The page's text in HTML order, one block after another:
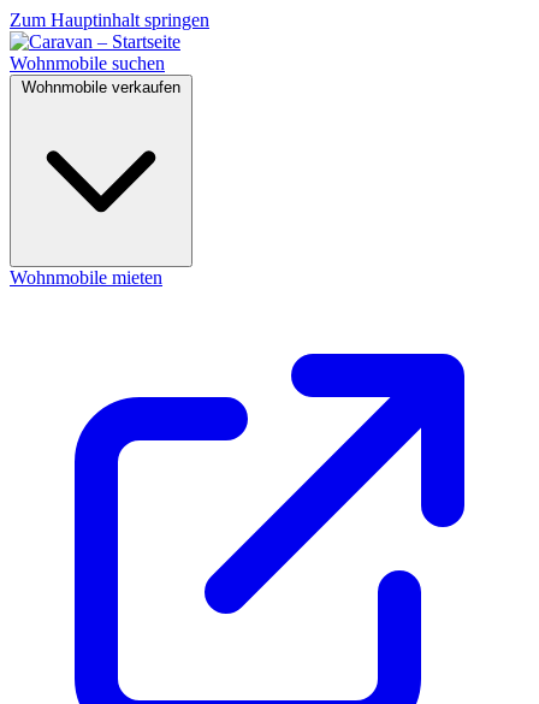
Zum Hauptinhalt springen
Wohnmobile suchen
Wohnmobile verkaufen
Wohnmobile mieten